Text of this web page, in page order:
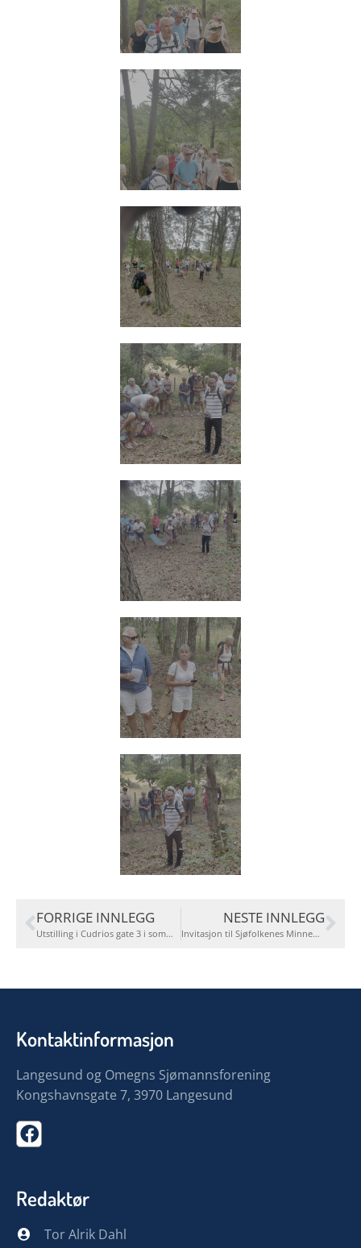
FORRIGE INNLEGG
Utstilling i Cudrios gate 3 i sommer, ta en tur.
NESTE INNLEGG
Invitasjon til Sjøfolkenes Minnedag i Moss
Kontaktinformasjon
Langesund og Omegns Sjømannsforening
Kongshavnsgate 7, 3970 Langesund
Redaktør
Tor Alrik Dahl